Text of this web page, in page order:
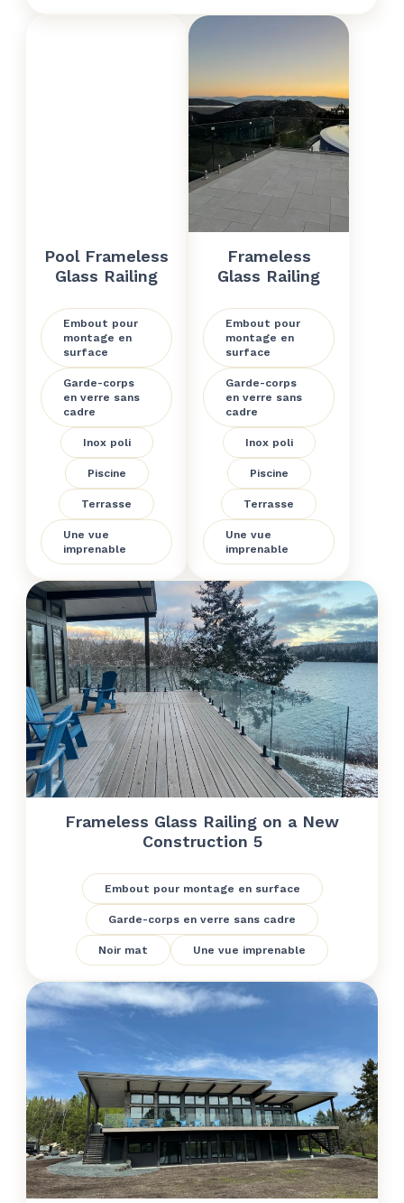
Pool Frameless
Glass Railing
Embout pour
montage en
surface
Garde-corps
en verre sans
cadre
Inox poli
Piscine
Terrasse
Une vue
imprenable
Frameless
Glass Railing
Embout pour
montage en
surface
Garde-corps
en verre sans
cadre
Inox poli
Piscine
Terrasse
Une vue
imprenable
Frameless Glass Railing on a New
Construction 5
Embout pour montage en surface
Garde-corps en verre sans cadre
Noir mat Une vue imprenable